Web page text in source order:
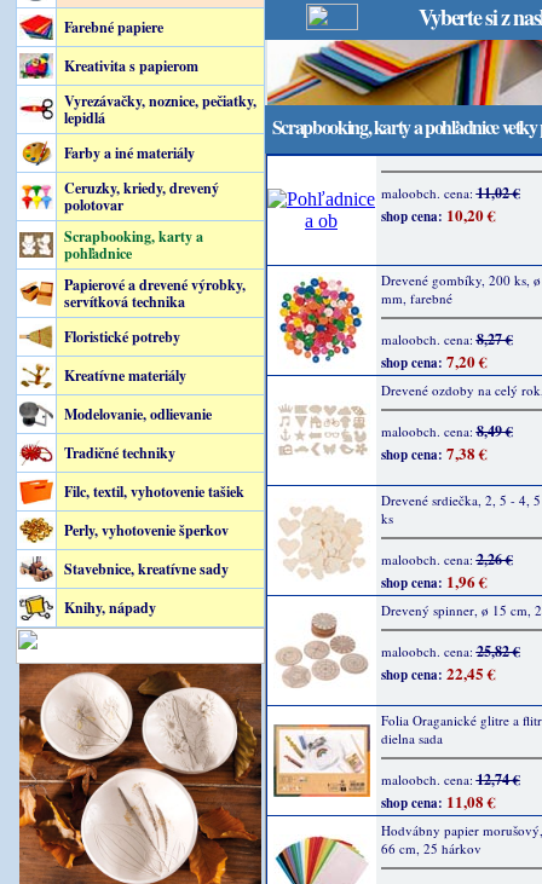
Farebné papiere
Kreativita s papierom
Vyrezávačky, noznice, pečiatky,
lepidlá
Farby a iné materiály
Ceruzky, kriedy, drevený
polotovar
Scrapbooking, karty a
pohľadnice
Papierové a drevené výrobky,
servítková technika
Floristické potreby
Kreatívne materiály
Modelovanie, odlievanie
Tradičné techniky
Filc, textil, vyhotovenie tašiek
Perly, vyhotovenie šperkov
Stavebnice, kreatívne sady
Knihy, nápady
Vyberte si z
Scrapbooking, karty a pohľadnice
maloobch. cena:11,02 €
shop cena: 10,20 €
Drevené gombíky, 200 ks,
mm, farebné
maloobch. cena:8,27 €
shop cena: 7,20 €
Drevené ozdoby na celý
maloobch. cena:8,49 €
shop cena: 7,38 €
Drevené srdiečka, 2, 5 - 4,
ks
maloobch. cena:2,26 €
shop cena: 1,96 €
Drevený spinner, ø 15 cm,
maloobch. cena:25,82 €
shop cena: 22,45 €
Folia Oraganické glitre a
dielna sada
maloobch. cena:12,74 €
shop cena: 11,08 €
Hodvábny papier
66 cm, 25 hárkov